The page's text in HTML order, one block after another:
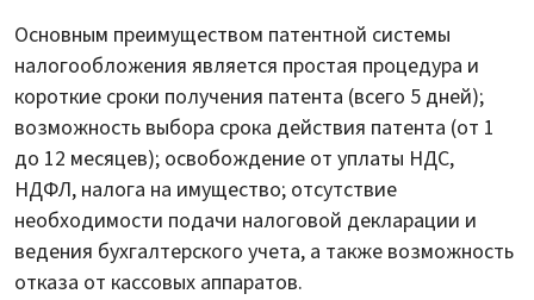
Основным преимуществом патентной системы
налогообложения является простая процедура и
короткие сроки получения патента (всего 5 дней);
возможность выбора срока действия патента (от 1
до 12 месяцев); освобождение от уплаты НДС,
НДФЛ, налога на имущество; отсутствие
необходимости подачи налоговой декларации и
ведения бухгалтерского учета, а также возможность
отказа от кассовых аппаратов.